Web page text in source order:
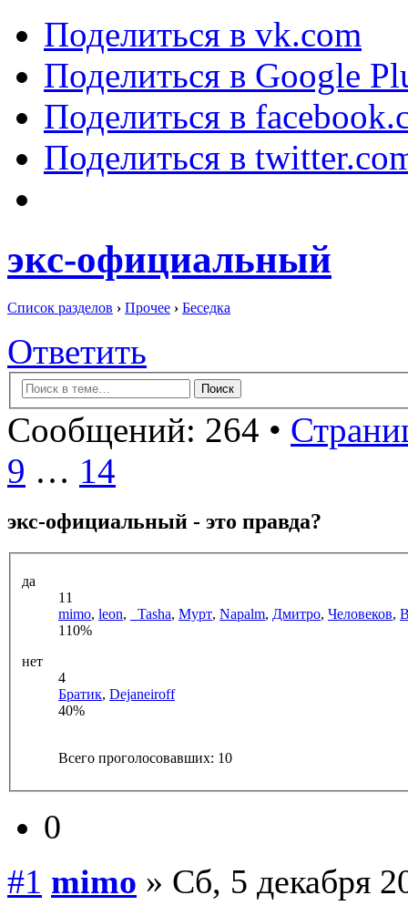
Поделиться в vk.com
Поделиться в Google
Поделиться в
Поделиться в
экс-официальный
Список разделов › Прочее › Беседка
Ответить
Сообщений: 264 •
9 … 14
экс-официальный - это правда?
да
11
mimo, leon, _Tasha, Мурт, Napalm, Дмитро, Человеков,
110%
нет
4
Братик, Dejаneiroff
40%
Всего проголосовавших: 10
0
#1 mimo » Сб, 5 декабря